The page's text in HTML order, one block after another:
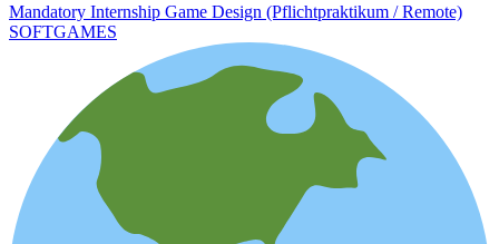
Mandatory Internship Game Design (Pflichtpraktikum / Remote)
SOFTGAMES